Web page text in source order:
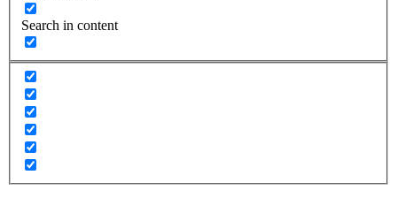
Search in content